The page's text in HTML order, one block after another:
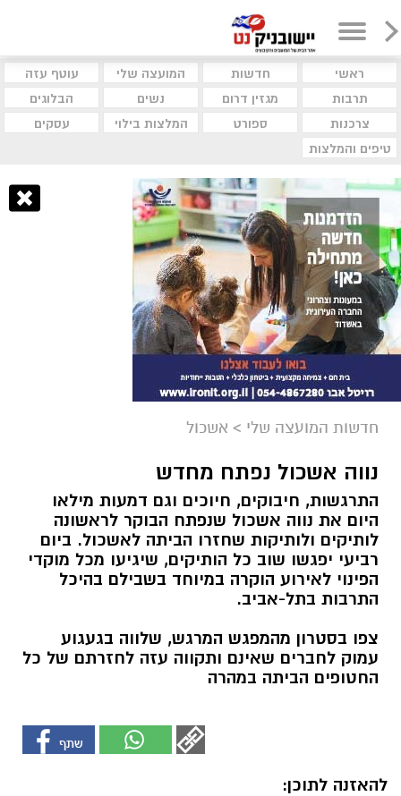
ראשי חדשות המועצה שלי
עוטף עזה
תרבות
מגזין דרום נשים
הבלוגים
צרכנות
ספורט המלצות בילוי
עסקים
טיפים והמלצות
חדשות המועצה שלי > אשכול
נווה אשכול נפתח מחדש
התרגשות, חיבוקים, חיוכים וגם דמעות מילאו
היום את נווה אשכול שנפתח הבוקר לראשונה
לותיקים ולותיקות שחזרו הביתה לאשכול. ביום
רביעי יפגשו שוב כל הותיקים, שיגיעו מכל מוקדי
הפינוי לאירוע הוקרה במיוחד בשבילם בהיכל
התרבות בתל-אביב.
צפו בסטרון מהמפגש המרגש, שלווה בגעגוע
עמוק לחברים שאינם ותקווה עזה לחזרתם של כל
החטופים הביתה במהרה
להאזנה לתוכן: